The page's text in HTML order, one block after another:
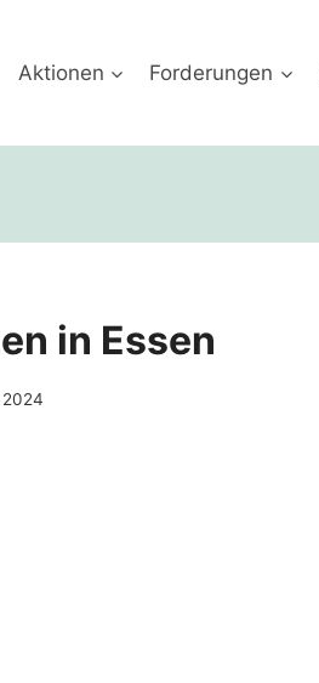
Aktionen Forderungen
in Essen
2024